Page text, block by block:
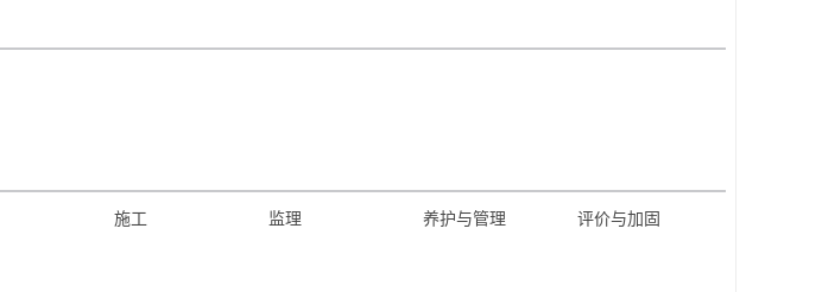
施工 监理 养护与管理 评价与加固